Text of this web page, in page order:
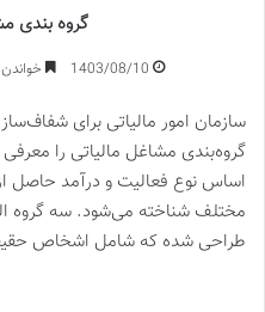
گروه بندی
1403/08/10 خواندن این
سازمان امور مالیاتی برای
گروه‌بندی مشاغل مالیاتی را
اساس نوع فعالیت و درآمد حاصل
مختلف شناخته می‌شود. سه گروه
طراحی شده که شامل اشخاص